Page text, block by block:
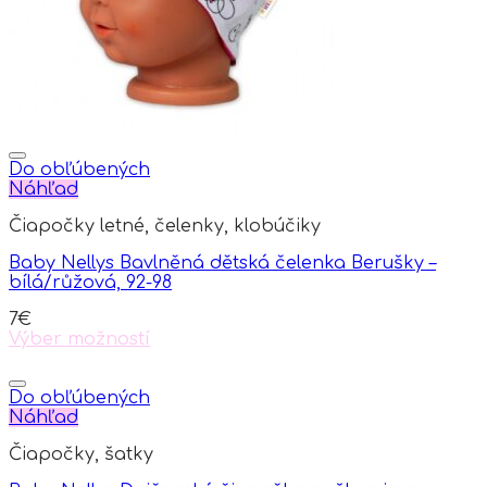
Do obľúbených
Náhľad
Čiapočky letné, čelenky, klobúčiky
Baby Nellys Bavlněná dětská čelenka Berušky –
bílá/růžová, 92-98
7€
Výber možností
product
has
multiple
The
Do obľúbených
Náhľad
Čiapočky, šatky